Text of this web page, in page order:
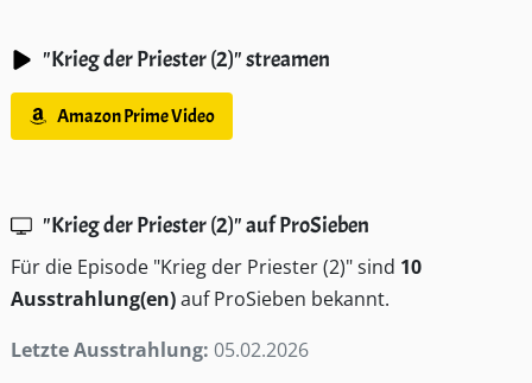
"Krieg der Priester (2)" streamen
Amazon Prime Video
"Krieg der Priester (2)" auf ProSieben
Für die Episode "Krieg der Priester (2)" sind 10
Ausstrahlung(en)auf ProSieben bekannt.
Letzte Ausstrahlung: 05.02.2026